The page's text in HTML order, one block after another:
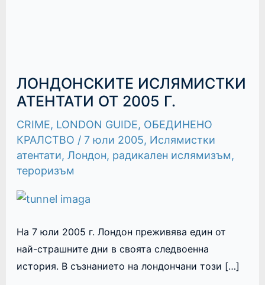
ЛОНДОНСКИТЕ ИСЛЯМИСТКИ
АТЕНТАТИ ОТ 2005 Г.
CRIME, LONDON GUIDE, ОБЕДИНЕНО
КРАЛСТВО / 7 юли 2005, Ислямистки
атентати, Лондон, радикален ислямизъм,
тероризъм
На 7 юли 2005 г. Лондон преживява един от
най-страшните дни в своята следвоенна
история. В съзнанието на лондончани този […]